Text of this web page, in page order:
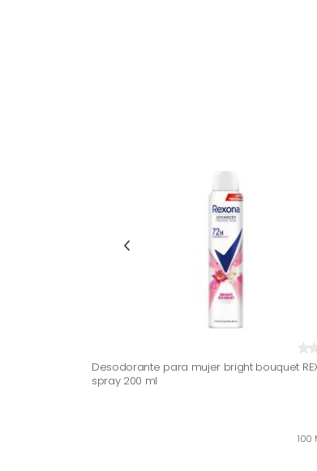
Desodorante para mujer bright bouquet
spray 200 ml
100